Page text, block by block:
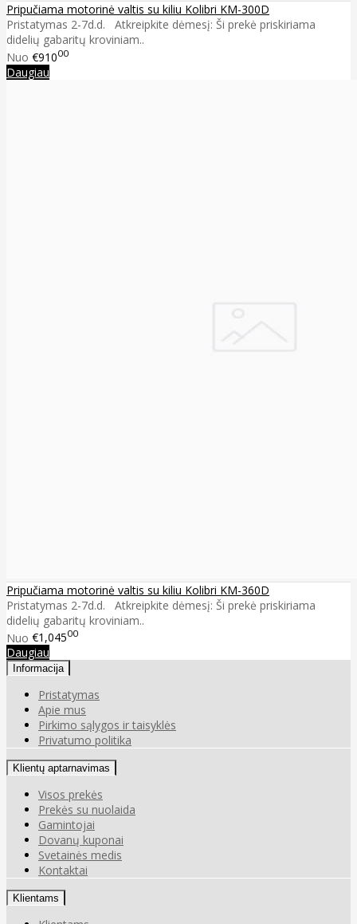
Pripučiama motorinė valtis su kiliu Kolibri KM-300D
Pristatymas 2-7d.d. Atkreipkite dėmesį: Ši prekė priskiriama
didelių gabaritų kroviniam..
Nuo €91000
Daugiau
Pripučiama motorinė valtis su kiliu Kolibri KM-360D
Pristatymas 2-7d.d. Atkreipkite dėmesį: Ši prekė priskiriama
didelių gabaritų kroviniam..
Nuo €1,04500
Daugiau
Informacija
Pristatymas
Apie mus
Pirkimo sąlygos ir taisyklės
Privatumo politika
Klientų aptarnavimas
Visos prekės
Prekės su nuolaida
Gamintojai
Dovanų kuponai
Svetainės medis
Kontaktai
Klientams